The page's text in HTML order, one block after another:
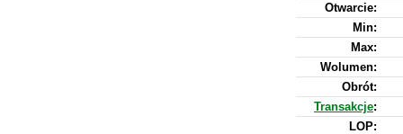
Otwarcie:
Min:
Max:
Wolumen:
Obrót:
Transakcje:
LOP: